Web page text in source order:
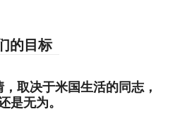
的目标
取决于米国生活的同志，
是无为。